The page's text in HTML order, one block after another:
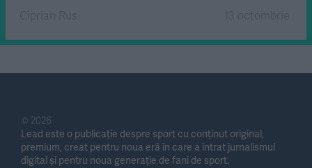
© 2026
Lead este o publicație despre sport cu conținut original,
premium, creat pentru noua eră în care a intrat jurnalismul
digital și pentru noua generație de fani de sport.